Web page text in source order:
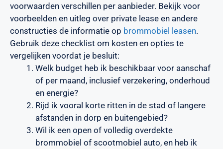
voorwaarden verschillen per aanbieder. Bekijk voor
voorbeelden en uitleg over private lease en andere
constructies de informatie op brommobiel leasen.
Gebruik deze checklist om kosten en opties te
vergelijken voordat je besluit:
Welk budget heb ik beschikbaar voor aanschaf
of per maand, inclusief verzekering, onderhoud
en energie?
Rijd ik vooral korte ritten in de stad of langere
afstanden in dorp en buitengebied?
Wil ik een open of volledig overdekte
brommobiel of scootmobiel auto, en heb ik